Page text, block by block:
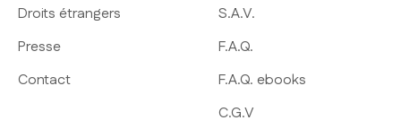
Droits étrangers
Presse
Contact
S.A.V.
F.A.Q.
F.A.Q. ebooks
C.G.V